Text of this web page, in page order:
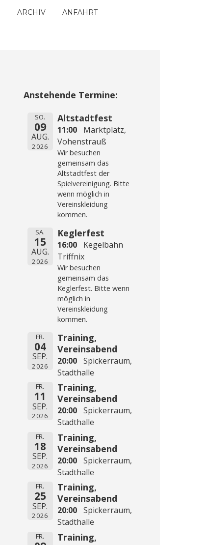
ARCHIV ANFAHRT
Anstehende Termine:
SO.
09
AUG.
2026
Altstadtfest
11:00
Marktplatz,
Vohenstrauß
Wir besuchen
gemeinsam das
Altstadtfest der
Spielvereinigung. Bitte
wenn möglich in
Vereinskleidung
kommen.
SA.
15
AUG.
2026
Keglerfest
16:00
Kegelbahn
Triffnix
Wir besuchen
gemeinsam das
Keglerfest. Bitte wenn
möglich in
Vereinskleidung
kommen.
FR.
04
SEP.
2026
Training,
Vereinsabend
20:00 Spickerraum,
Stadthalle
FR.
11
SEP.
2026
Training,
Vereinsabend
20:00 Spickerraum,
Stadthalle
FR.
18
SEP.
2026
Training,
Vereinsabend
20:00 Spickerraum,
Stadthalle
FR.
25
SEP.
2026
Training,
Vereinsabend
20:00 Spickerraum,
Stadthalle
FR.
Training,